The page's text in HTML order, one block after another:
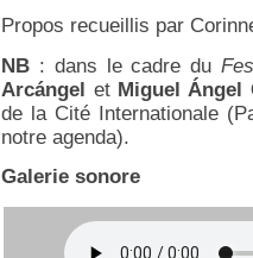
Propos recueillis par
NB : dans le cadre du
Arcángel et Miguel Ángel
de la Cité Internationale
notre agenda).
Galerie sonore